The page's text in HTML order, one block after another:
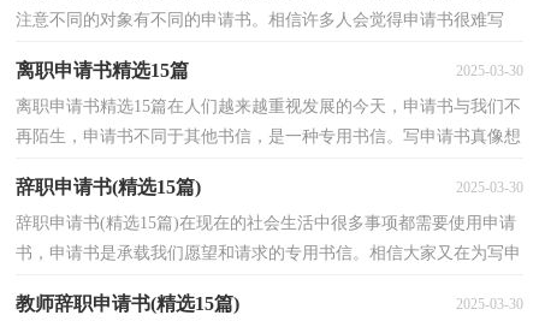
注意不同的对象有不同的申请书。相信许多人会觉得申请书很难写
离职申请书精选15篇 2025-03-30
离职申请书精选15篇在人们越来越重视发展的今天，申请书与我们不
再陌生，申请书不同于其他书信，是一种专用书信。写申请书真像想
辞职申请书(精选15篇) 2025-03-30
辞职申请书(精选15篇)在现在的社会生活中很多事项都需要使用申请
书，申请书是承载我们愿望和请求的专用书信。相信大家又在为写申
教师辞职申请书(精选15篇) 2025-03-30